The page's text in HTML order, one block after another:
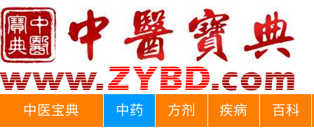
中医宝典 中药 方剂 疾病 百科